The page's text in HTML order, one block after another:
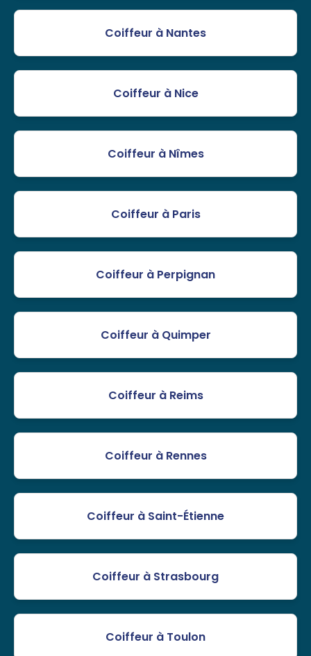
Coiffeur à Nantes
Coiffeur à Nice
Coiffeur à Nîmes
Coiffeur à Paris
Coiffeur à Perpignan
Coiffeur à Quimper
Coiffeur à Reims
Coiffeur à Rennes
Coiffeur à Saint-Étienne
Coiffeur à Strasbourg
Coiffeur à Toulon